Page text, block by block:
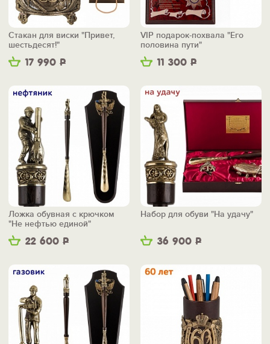
17 990 Р
Стакан для виски "Привет,
шестьдесят!"
11 300 Р
VIP подарок-похвала "Его
половина пути"
22 600 Р
Ложка обувная с крючком
"Не нефтью единой"
36 900 Р
Набор для обуви "На удачу"